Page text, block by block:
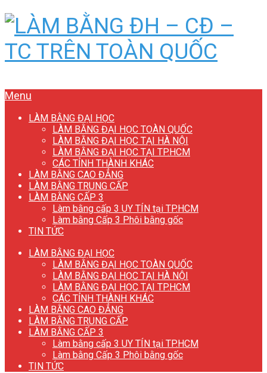
Menu
LÀM BẰNG ĐẠI HỌC
LÀM BẰNG ĐẠI HỌC TOÀN QUỐC
LÀM BẰNG ĐẠI HỌC TẠI HÀ NỘI
LÀM BẰNG ĐẠI HỌC TẠI TP.HCM
CÁC TỈNH THÀNH KHÁC
LÀM BẰNG CAO ĐẲNG
LÀM BẰNG TRUNG CẤP
LÀM BẰNG CẤP 3
Làm bằng cấp 3 UY TÍN tại TP.HCM
Làm bằng Cấp 3 Phôi bằng gốc
TIN TỨC
LÀM BẰNG ĐẠI HỌC
LÀM BẰNG ĐẠI HỌC TOÀN QUỐC
LÀM BẰNG ĐẠI HỌC TẠI HÀ NỘI
LÀM BẰNG ĐẠI HỌC TẠI TP.HCM
CÁC TỈNH THÀNH KHÁC
LÀM BẰNG CAO ĐẲNG
LÀM BẰNG TRUNG CẤP
LÀM BẰNG CẤP 3
Làm bằng cấp 3 UY TÍN tại TP.HCM
Làm bằng Cấp 3 Phôi bằng gốc
TIN TỨC